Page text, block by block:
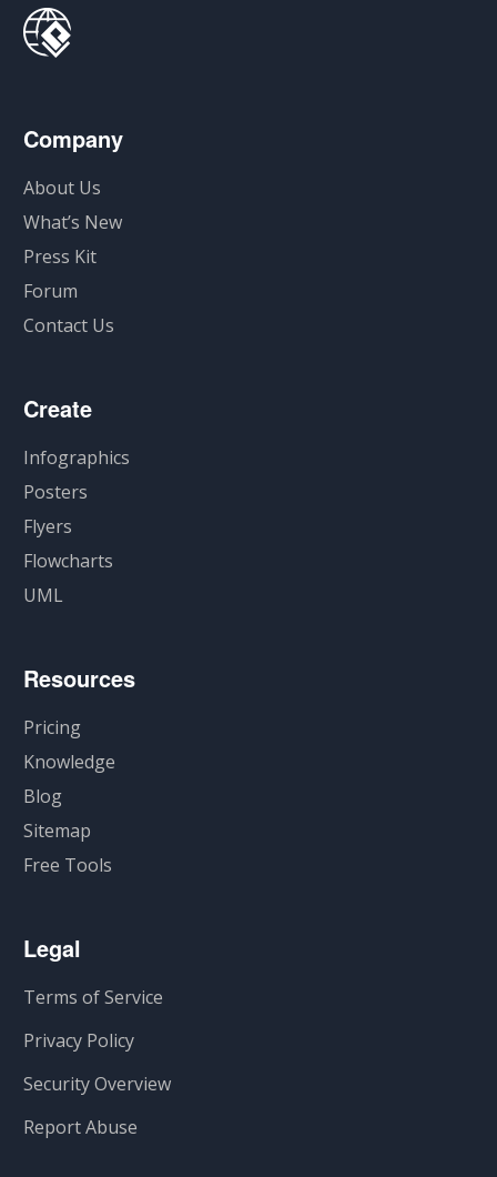
Company
About Us
What’s New
Press Kit
Forum
Contact Us
Create
Infographics
Posters
Flyers
Flowcharts
UML
Resources
Pricing
Knowledge
Blog
Sitemap
Free Tools
Legal
Terms of Service
Privacy Policy
Security Overview
Report Abuse